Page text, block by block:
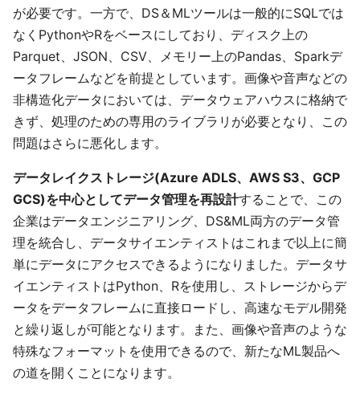
が必要です。一方で、DS＆MLツールは一般的にSQLでは
なくPythonやRをベースにしており、ディスク上の
Parquet、JSON、CSV、メモリー上のPandas、Sparkデ
ータフレームなどを前提としています。画像や音声などの
非構造化データにおいては、データウェアハウスに格納で
きず、処理のための専用のライブラリが必要となり、この
問題はさらに悪化します。
データレイクストレージ(Azure ADLS、AWS S3、GCP
GCS)を中心としてデータ管理を再設計することで、この
企業はデータエンジニアリング、DS&ML両方のデータ管
理を統合し、データサイエンティストはこれまで以上に簡
単にデータにアクセスできるようになりました。データサ
イエンティストはPython、Rを使用し、ストレージからデ
ータをデータフレームに直接ロードし、高速なモデル開発
と繰り返しが可能となります。また、画像や音声のような
特殊なフォーマットを使用できるので、新たなML製品へ
の道を開くことになります。